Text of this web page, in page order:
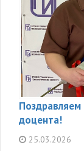
Поздравляем
доцента!
25.03.2026